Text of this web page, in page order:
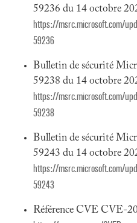
59236 du 14 octobre
https://msrc.microsoft.com/
59236
Bulletin de sécurité
59238 du 14 octobre
https://msrc.microsoft.com/
59238
Bulletin de sécurité
59243 du 14 octobre
https://msrc.microsoft.com/
59243
Référence CVE CVE-